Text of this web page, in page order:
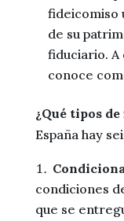
fideicomiso
de su
fiduciario. A
conoce
¿Qué tipos
España hay
condiciones
que se